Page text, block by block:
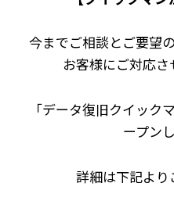
今までご相談とご要望
お客様にご対応
「データ復旧クイック
ープン
詳細は下記より